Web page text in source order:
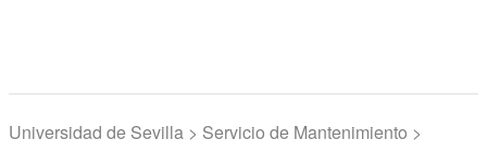
Universidad de Sevilla > Servicio de Mantenimiento >